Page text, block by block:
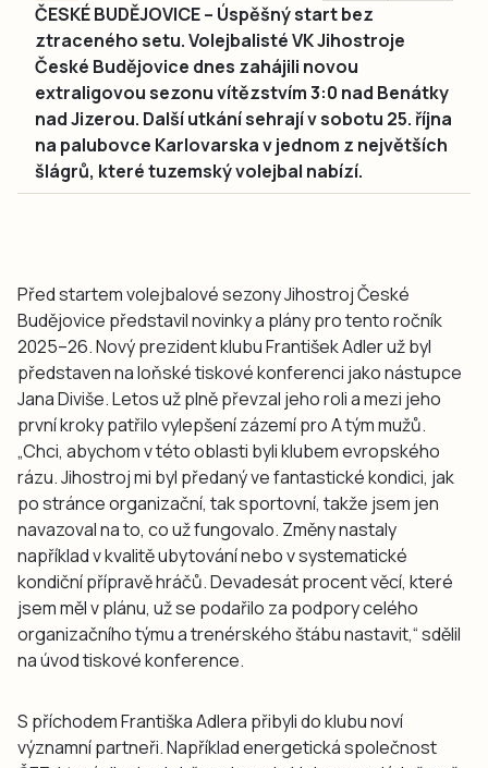
ČESKÉ BUDĚJOVICE – Úspěšný start bez
ztraceného setu. Volejbalisté VK Jihostroje
České Budějovice dnes zahájili novou
extraligovou sezonu vítězstvím 3:0 nad Benátky
nad Jizerou. Další utkání sehrají v sobotu 25. října
na palubovce Karlovarska v jednom z největších
šlágrů, které tuzemský volejbal nabízí.
Před startem volejbalové sezony Jihostroj České
Budějovice představil novinky a plány pro tento ročník
2025–26. Nový prezident klubu František Adler už byl
představen na loňské tiskové konferenci jako nástupce
Jana Diviše. Letos už plně převzal jeho roli a mezi jeho
první kroky patřilo vylepšení zázemí pro A tým mužů.
„Chci, abychom v této oblasti byli klubem evropského
rázu. Jihostroj mi byl předaný ve fantastické kondici, jak
po stránce organizační, tak sportovní, takže jsem jen
navazoval na to, co už fungovalo. Změny nastaly
například v kvalitě ubytování nebo v systematické
kondiční přípravě hráčů. Devadesát procent věcí, které
jsem měl v plánu, už se podařilo za podpory celého
organizačního týmu a trenérského štábu nastavit,“ sdělil
na úvod tiskové konference.
S příchodem Františka Adlera přibyli do klubu noví
významní partneři. Například energetická společnost